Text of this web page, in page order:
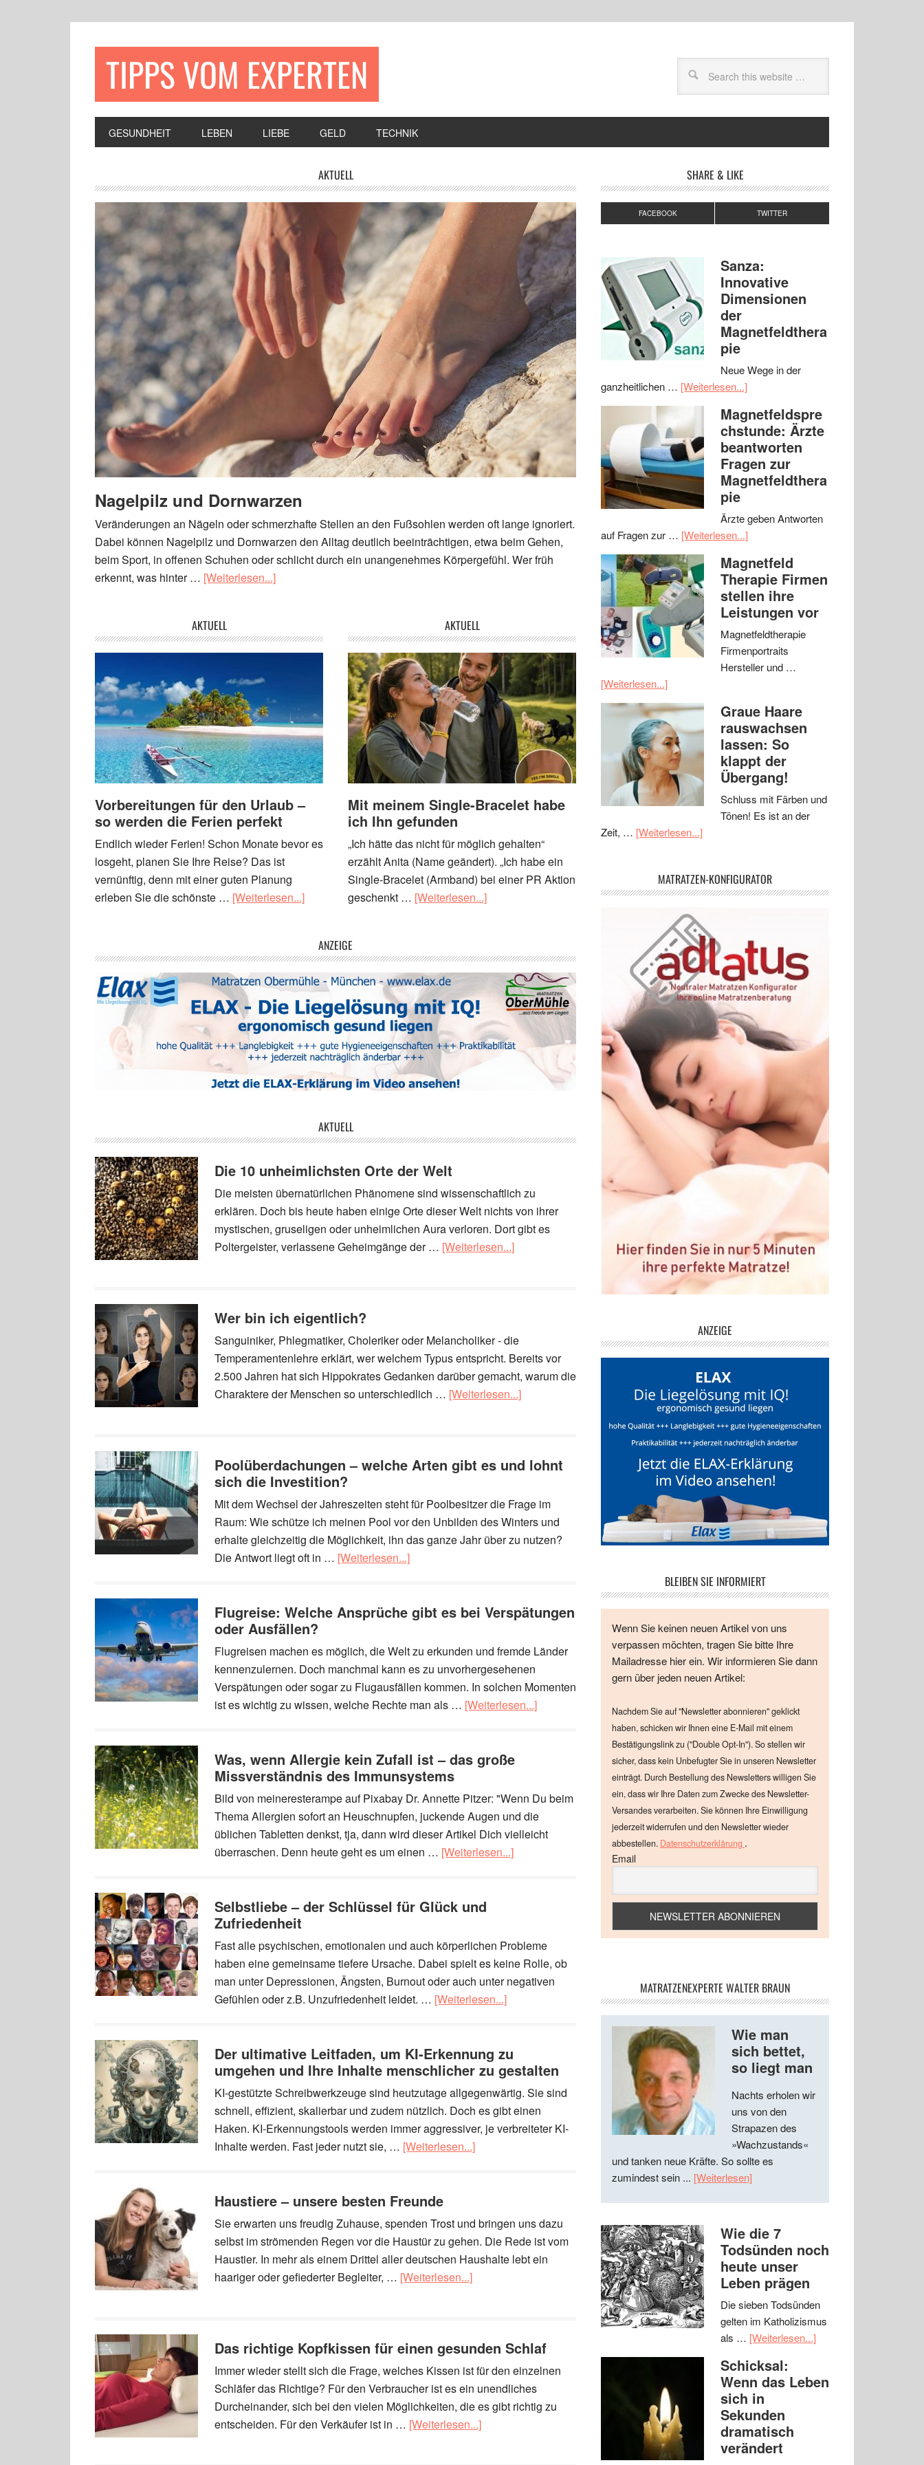
TIPPS VOM EXPERTEN
GESUNDHEIT LEBEN LIEBE GELD TECHNIK
AKTUELL
Nagelpilz und Dornwarzen
Veränderungen an Nägeln oder schmerzhafte Stellen an den Fußsohlen werden oft lange ignoriert.
Dabei können Nagelpilz und Dornwarzen den Alltag deutlich beeinträchtigen, etwa beim Gehen,
beim Sport, in offenen Schuhen oder schlicht durch ein unangenehmes Körpergefühl. Wer früh
erkennt, was hinter … [Weiterlesen...]
AKTUELL
Vorbereitungen für den Urlaub –
so werden die Ferien perfekt
Endlich wieder Ferien! Schon Monate bevor es
losgeht, planen Sie Ihre Reise? Das ist
vernünftig, denn mit einer guten Planung
erleben Sie die schönste … [Weiterlesen...]
AKTUELL
Mit meinem Single-Bracelet habe
ich Ihn gefunden
„Ich hätte das nicht für möglich gehalten“
erzählt Anita (Name geändert). „Ich habe ein
Single-Bracelet (Armband) bei einer PR Aktion
geschenkt … [Weiterlesen...]
ANZEIGE
AKTUELL
Die 10 unheimlichsten Orte der Welt
Die meisten übernatürlichen Phänomene sind wissenschaftlich zu
erklären. Doch bis heute haben einige Orte dieser Welt nichts von ihrer
mystischen, gruseligen oder unheimlichen Aura verloren. Dort gibt es
Poltergeister, verlassene Geheimgänge der … [Weiterlesen...]
Wer bin ich eigentlich?
Sanguiniker, Phlegmatiker, Choleriker oder Melancholiker - die
Temperamentenlehre erklärt, wer welchem Typus entspricht. Bereits vor
2.500 Jahren hat sich Hippokrates Gedanken darüber gemacht, warum die
Charaktere der Menschen so unterschiedlich … [Weiterlesen...]
Poolüberdachungen – welche Arten gibt es und lohnt
sich die Investition?
Mit dem Wechsel der Jahreszeiten steht für Poolbesitzer die Frage im
Raum: Wie schütze ich meinen Pool vor den Unbilden des Winters und
erhalte gleichzeitig die Möglichkeit, ihn das ganze Jahr über zu nutzen?
Die Antwort liegt oft in … [Weiterlesen...]
Flugreise: Welche Ansprüche gibt es bei Verspätungen
oder Ausfällen?
Flugreisen machen es möglich, die Welt zu erkunden und fremde Länder
kennenzulernen. Doch manchmal kann es zu unvorhergesehenen
Verspätungen oder sogar zu Flugausfällen kommen. In solchen Momenten
ist es wichtig zu wissen, welche Rechte man als … [Weiterlesen...]
Was, wenn Allergie kein Zufall ist – das große
Missverständnis des Immunsystems
Bild von meineresterampe auf Pixabay Dr. Annette Pitzer: "Wenn Du beim
Thema Allergien sofort an Heuschnupfen, juckende Augen und die
üblichen Tabletten denkst, tja, dann wird dieser Artikel Dich vielleicht
überraschen. Denn heute geht es um einen … [Weiterlesen...]
Selbstliebe – der Schlüssel für Glück und
Zufriedenheit
Fast alle psychischen, emotionalen und auch körperlichen Probleme
haben eine gemeinsame tiefere Ursache. Dabei spielt es keine Rolle, ob
man unter Depressionen, Ängsten, Burnout oder auch unter negativen
Gefühlen oder z.B. Unzufriedenheit leidet. … [Weiterlesen...]
Der ultimative Leitfaden, um KI-Erkennung zu
umgehen und Ihre Inhalte menschlicher zu gestalten
KI-gestützte Schreibwerkzeuge sind heutzutage allgegenwärtig. Sie sind
schnell, effizient, skalierbar und zudem nützlich. Doch es gibt einen
Haken. KI-Erkennungstools werden immer aggressiver, je verbreiteter KI-
Inhalte werden. Fast jeder nutzt sie, … [Weiterlesen...]
Haustiere – unsere besten Freunde
Sie erwarten uns freudig Zuhause, spenden Trost und bringen uns dazu
selbst im strömenden Regen vor die Haustür zu gehen. Die Rede ist vom
Haustier. In mehr als einem Drittel aller deutschen Haushalte lebt ein
haariger oder gefiederter Begleiter, … [Weiterlesen...]
Das richtige Kopfkissen für einen gesunden Schlaf
Immer wieder stellt sich die Frage, welches Kissen ist für den einzelnen
Schläfer das Richtige? Für den Verbraucher ist es ein unendliches
Durcheinander, sich bei den vielen Möglichkeiten, die es gibt richtig zu
entscheiden. Für den Verkäufer ist in … [Weiterlesen...]
SHARE & LIKE
FACEBOOK TWITTER
Sanza:
Innovative
Dimensionen
der
Magnetfeldthera
pie
Neue Wege in der
ganzheitlichen … [Weiterlesen...]
Magnetfeldspre
chstunde: Ärzte
beantworten
Fragen zur
Magnetfeldthera
pie
Ärzte geben Antworten
auf Fragen zur … [Weiterlesen...]
Magnetfeld
Therapie Firmen
stellen ihre
Leistungen vor
Magnetfeldtherapie
Firmenportraits
Hersteller und …
[Weiterlesen...]
Graue Haare
rauswachsen
lassen: So
klappt der
Übergang!
Schluss mit Färben und
Tönen! Es ist an der
Zeit, … [Weiterlesen...]
MATRATZEN-KONFIGURATOR
ANZEIGE
BLEIBEN SIE INFORMIERT
Wenn Sie keinen neuen Artikel von uns
verpassen möchten, tragen Sie bitte Ihre
Mailadresse hier ein. Wir informieren Sie dann
gern über jeden neuen Artikel:
Nachdem Sie auf "Newsletter abonnieren" geklickt
haben, schicken wir Ihnen eine E-Mail mit einem
Bestätigungslink zu ("Double Opt-In"). So stellen wir
sicher, dass kein Unbefugter Sie in unseren Newsletter
einträgt. Durch Bestellung des Newsletters willigen Sie
ein, dass wir Ihre Daten zum Zwecke des Newsletter-
Versandes verarbeiten. Sie können Ihre Einwilligung
jederzeit widerrufen und den Newsletter wieder
abbestellen. Datenschutzerklärung .
Email
MATRATZENEXPERTE WALTER BRAUN
Wie man
sich bettet,
so liegt man
Nachts erholen wir
uns von den
Strapazen des
»Wachzustands«
und tanken neue Kräfte. So sollte es
zumindest sein ... [Weiterlesen]
Wie die 7
Todsünden noch
heute unser
Leben prägen
Die sieben Todsünden
gelten im Katholizismus
als … [Weiterlesen...]
Schicksal:
Wenn das Leben
sich in
Sekunden
dramatisch
verändert